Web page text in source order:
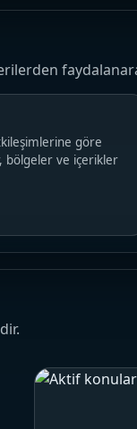
göre
bölgeler ve içerikler